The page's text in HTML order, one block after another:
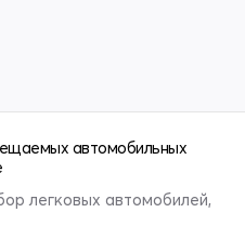
автомобильных
легковых автомобилей,